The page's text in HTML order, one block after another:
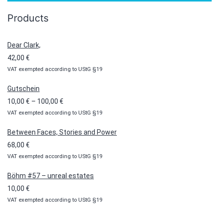
Products
Dear Clark,
42,00 €
VAT exempted according to UStG §19
Gutschein
10,00 € – 100,00 €
10,00 €
VAT exempted according to UStG §19
Between Faces, Stories and Power
68,00 €
VAT exempted according to UStG §19
Böhm #57 – unreal estates
10,00 €
VAT exempted according to UStG §19